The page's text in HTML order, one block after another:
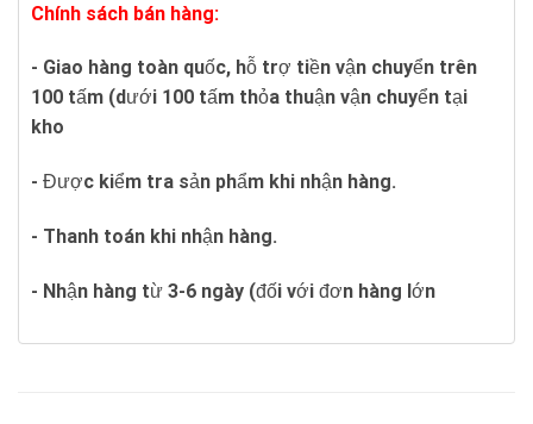
Chính sách bán hàng:
- Giao hàng toàn quốc, hỗ trợ tiền vận chuyển trên
100 tấm (dưới 100 tấm thỏa thuận vận chuyển tại
kho
- Được kiểm tra sản phẩm khi nhận hàng.
- Thanh toán khi nhận hàng.
- Nhận hàng từ 3-6 ngày (đối với đơn hàng lớn